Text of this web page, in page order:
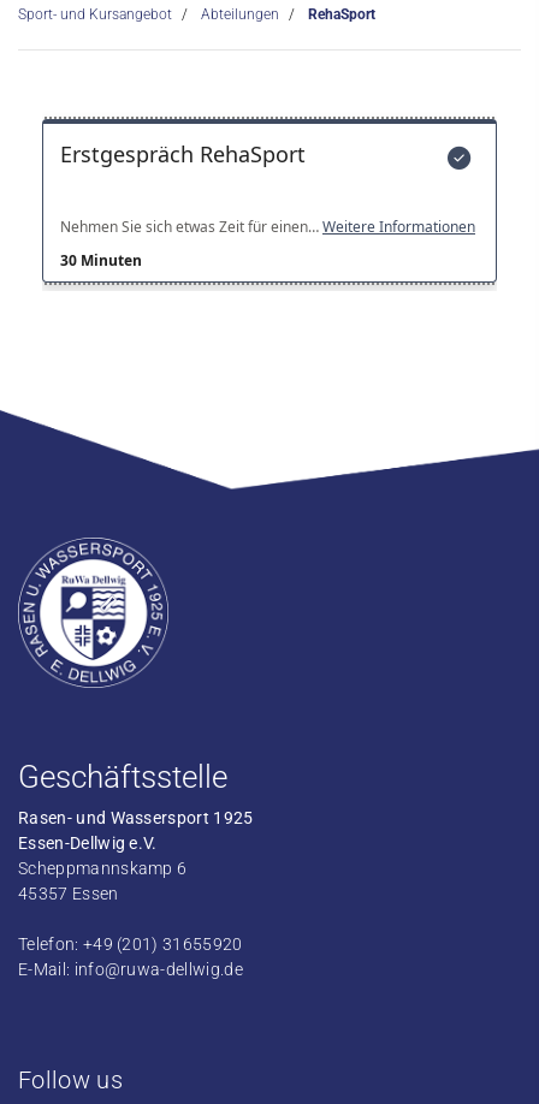
Sport- und Kursangebot Abteilungen RehaSport
Geschäftsstelle
Rasen- und Wassersport 1925
Essen-Dellwig e.V.
Scheppmannskamp 6
45357 Essen
Telefon: +49 (201) 31655920
E-Mail: info@ruwa-dellwig.de
Follow us
Wasserball
RehaSport
Freibad
Kontakt